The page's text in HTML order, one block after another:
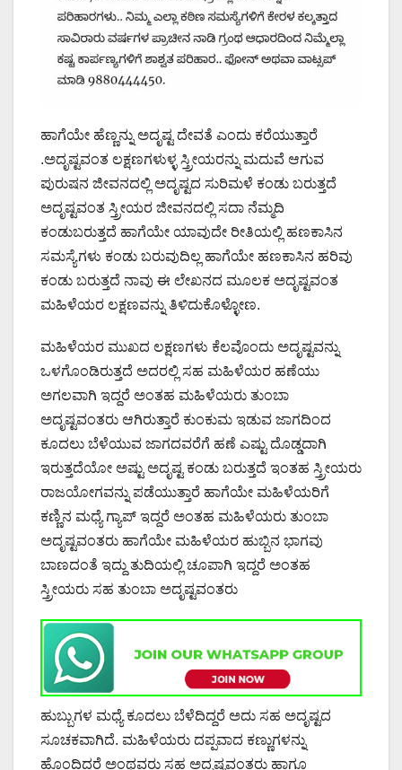
ಹಾಗೆಯೇ ಹೆಣ್ಣನ್ನು ಅದೃಷ್ಟ ದೇವತೆ ಎಂದು ಕರೆಯುತ್ತಾರೆ
.ಅದೃಷ್ಟವಂತ ಲಕ್ಷಣಗಳುಳ್ಳ ಸ್ತ್ರೀಯರನ್ನು ಮದುವೆ ಆಗುವ
ಪುರುಷನ ಜೀವನದಲ್ಲಿ ಅದೃಷ್ಟದ ಸುರಿಮಳೆ ಕಂಡು ಬರುತ್ತದೆ
ಅದೃಷ್ಟವಂತ ಸ್ತ್ರೀಯರ ಜೀವನದಲ್ಲಿ ಸದಾ ನೆಮ್ಮದಿ
ಕಂಡುಬರುತ್ತದೆ ಹಾಗೆಯೇ ಯಾವುದೇ ರೀತಿಯಲ್ಲಿ ಹಣಕಾಸಿನ
ಸಮಸ್ಯೆಗಳು ಕಂಡು ಬರುವುದಿಲ್ಲ ಹಾಗೆಯೇ ಹಣಕಾಸಿನ ಹರಿವು
ಕಂಡು ಬರುತ್ತದೆ ನಾವು ಈ ಲೇಖನದ ಮೂಲಕ ಅದೃಷ್ಟವಂತ
ಮಹಿಳೆಯರ ಲಕ್ಷಣವನ್ನು ತಿಳಿದುಕೊಳ್ಳೋಣ.
ಮಹಿಳೆಯರ ಮುಖದ ಲಕ್ಷಣಗಳು ಕೆಲವೊಂದು ಅದೃಷ್ಟವನ್ನು
ಒಳಗೊಂಡಿರುತ್ತದೆ ಅದರಲ್ಲಿ ಸಹ ಮಹಿಳೆಯರ ಹಣೆಯು
ಅಗಲವಾಗಿ ಇದ್ದರೆ ಅಂತಹ ಮಹಿಳೆಯರು ತುಂಬಾ
ಅದೃಷ್ಟವಂತರು ಆಗಿರುತ್ತಾರೆ ಕುಂಕುಮ ಇಡುವ ಜಾಗದಿಂದ
ಕೂದಲು ಬೆಳೆಯುವ ಜಾಗದವರೆಗೆ ಹಣೆ ಎಷ್ಟು ದೊಡ್ಡದಾಗಿ
ಇರುತ್ತದೆಯೋ ಅಷ್ಟು ಅದೃಷ್ಟ ಕಂಡು ಬರುತ್ತದೆ ಇಂತಹ ಸ್ತ್ರೀಯರು
ರಾಜಯೋಗವನ್ನು ಪಡೆಯುತ್ತಾರೆ ಹಾಗೆಯೇ ಮಹಿಳೆಯರಿಗೆ
ಕಣ್ಣಿನ ಮಧ್ಯೆ ಗ್ಯಾಪ್ ಇದ್ದರೆ ಅಂತಹ ಮಹಿಳೆಯರು ತುಂಬಾ
ಅದೃಷ್ಟವಂತರು ಹಾಗೆಯೇ ಮಹಿಳೆಯರ ಹುಬ್ಬಿನ ಭಾಗವು
ಬಾಣದಂತೆ ಇದ್ದು ತುದಿಯಲ್ಲಿ ಚೂಪಾಗಿ ಇದ್ದರೆ ಅಂತಹ
ಸ್ತ್ರೀಯರು ಸಹ ತುಂಬಾ ಅದೃಷ್ಟವಂತರು
ಹುಬ್ಬುಗಳ ಮಧ್ಯೆ ಕೂದಲು ಬೆಳೆದಿದ್ದರೆ ಅದು ಸಹ ಅದೃಷ್ಟದ
ಸೂಚಕವಾಗಿದೆ. ಮಹಿಳೆಯರು ದಪ್ಪವಾದ ಕಣ್ಣುಗಳನ್ನು
ಹೊಂದಿದ್ದರೆ ಅಂಥವರು ಸಹ ಅದೃಷ್ಟವಂತರು ಹಾಗೂ